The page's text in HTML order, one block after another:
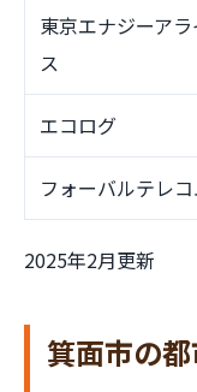
東京エナジーア
ス
エコログ
フォーバルテレ
2025年2月更新
箕面市の